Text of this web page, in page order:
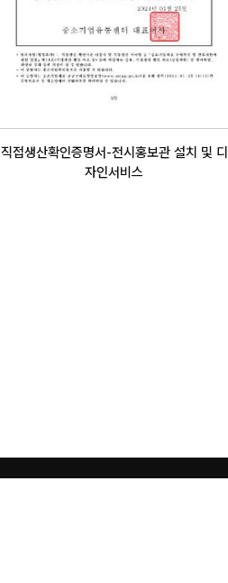
직접생산확인증명서-전시홍보관 설치 및 디
자인서비스